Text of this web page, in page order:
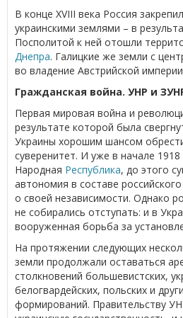
В конце XVIII века Россия
украинскими землями – в
Посполитой к ней отошли
Днепра. Галицкие же земли с
во владение Австрийской
Гражданская война. УНР и
Первая мировая война и
результате которой была
Украины хорошим шансом
суверенитет. И уже в начале 1918
Народная Республика, до этого
автономия в составе
о своей независимости. Однако
не собирались отступать: и в
вооруженная борьба за
На протяжении следующих
земли продолжали оставаться
столкновений большевистских,
белогвардейских, польских и
формирований. Правительству